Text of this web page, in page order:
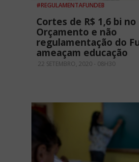
#REGULAMENTAFUNDEB
Cortes de R$ 1,6 bi no
Orçamento e não
regulamentação do
ameaçam educação
22 SETEMBRO, 2020 - 08H30